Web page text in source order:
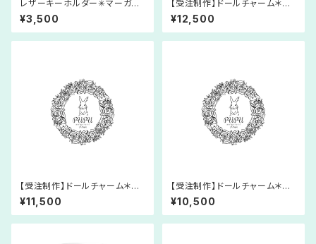
レザーキーホルダー✳︎マーガレ
ット×レース糸あみぐるみ✳︎うさ
ぎ ︎くま✳︎4wayバッグチャーム✳︎︎
合成皮革✳︎動物 «選べる組合せ
¥3,500
【受注制作】ドールチャーム＊あ
みぐるみ＊フェアリー＊人形＊レ
ース糸＊プリンセス＊童話
¥12,500
【受注制作】ドールチャーム＊あ
みぐるみ＊マーメイド＊人形＊レ
ース糸＊プリンセス＊童話
¥11,500
【受注制作】ドールチャーム＊あ
みぐるみ＊眠り姫＊人形＊レース
糸＊プリンセス＊童話
¥10,500